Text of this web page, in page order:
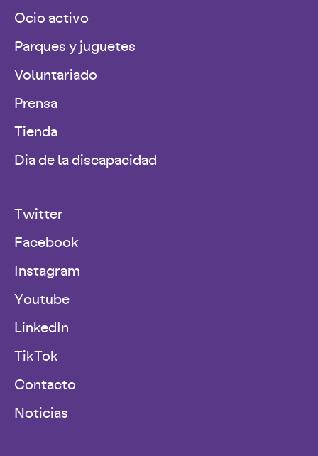
Ocio activo
Parques y juguetes
Voluntariado
Prensa
Tienda
Dia de la discapacidad
Twitter
Facebook
Instagram
Youtube
LinkedIn
TikTok
Contacto
Noticias